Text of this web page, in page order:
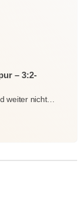
– 3:2-
weiter nicht…